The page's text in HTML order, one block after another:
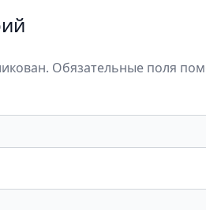
Обязательные поля